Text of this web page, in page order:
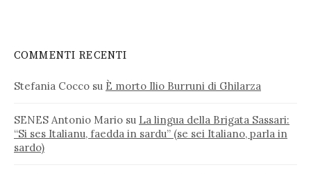
COMMENTI RECENTI
Stefania Cocco su È morto Ilio Burruni di Ghilarza
SENES Antonio Mario su La lingua della Brigata Sassari:
“Si ses Italianu, faedda in sardu” (se sei Italiano, parla in
sardo)